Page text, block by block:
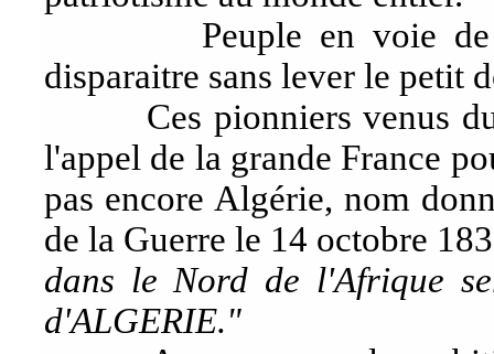
Peuple en voie de
disparaitre sans lever le petit
Ces pionniers venus du
l'appel de la grande France
pas encore Algérie, nom
de la Guerre le 14 octobre
dans le Nord de l'Afrique
d'ALGERIE."